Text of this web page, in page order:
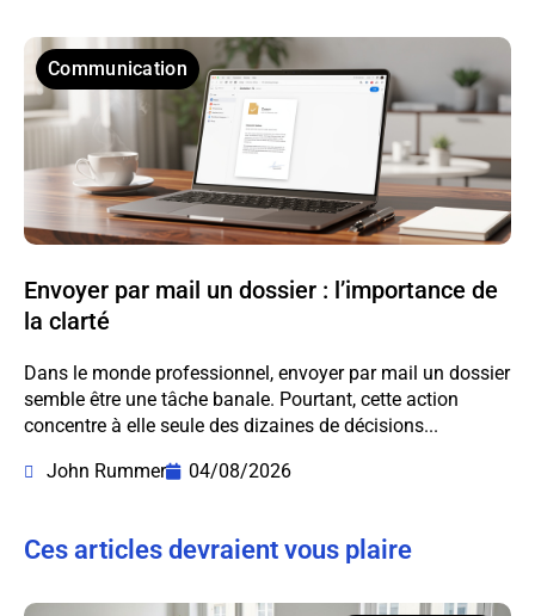
Communication
Envoyer par mail un dossier : l’importance de
la clarté
Dans le monde professionnel, envoyer par mail un dossier
semble être une tâche banale. Pourtant, cette action
concentre à elle seule des dizaines de décisions...
John Rummer
04/08/2026
Ces articles devraient vous plaire